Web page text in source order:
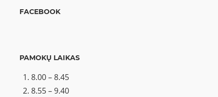
FACEBOOK
PAMOKŲ LAIKAS
8.00 – 8.45
8.55 – 9.40